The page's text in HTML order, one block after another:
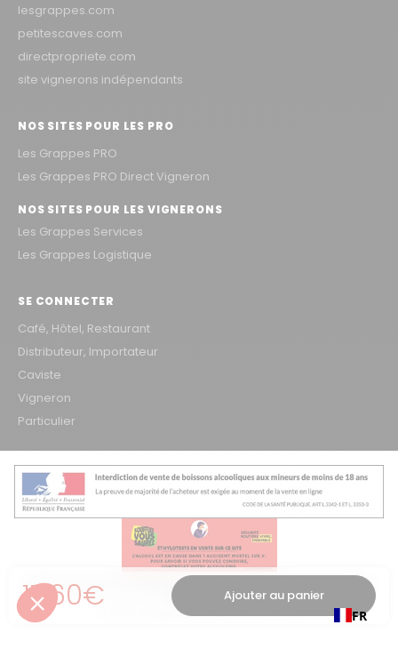
lesgrappes.com
petitescaves.com
directpropriete.com
site vignerons indépendants
NOS SITES POUR LES PRO
Les Grappes PRO
Les Grappes PRO Direct Vigneron
NOS SITES POUR LES VIGNERONS
Les Grappes Services
Les Grappes Logistique
SE CONNECTER
Café, Hôtel, Restaurant
Distributeur, Importateur
Caviste
Vigneron
Particulier
L'ABUS D'ALCOOL EST DANGEREUX POUR LA SANTÉ, À CONSOMMER AVEC
MODÉRATION
© 2026 Groupe Les Grappes – VINOSAKA
Prix régulier
17,60€
Ajouter au panier
FR